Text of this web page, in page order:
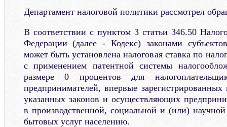
Департамент налоговой политики рассмотрел
В соответствии с пунктом 3 статьи 346.50
Федерации (далее - Кодекс) законами
может быть установлена налоговая ставка по
с применением патентной системы
размере 0 процентов для
предпринимателей, впервые
указанных законов и осуществляющих
в производственной, социальной и (или)
бытовых услуг населению.